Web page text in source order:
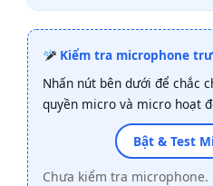
Kiểm tra microphone
Nhấn nút bên dưới để chắc
quyền micro và micro hoạt
Bật & Test
Chưa kiểm tra microphone.